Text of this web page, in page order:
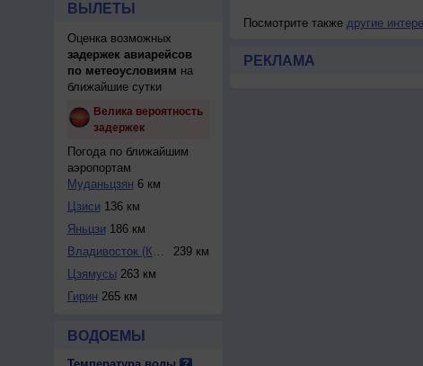
ВЫЛЕТЫ
Оценка возможных
задержек авиарейсов
по метеоусловиям на
ближайшие сутки
Велика вероятность
задержек
Погода по ближайшим
аэропортам
Муданьцзян 6 км
Цзиси 136 км
Яньцзи 186 км
Владивосток (Кнев...
239 км
Цзямусы263 км
Гирин 265 км
ВОДОЕМЫ
Посмотрите также другие
РЕКЛАМА